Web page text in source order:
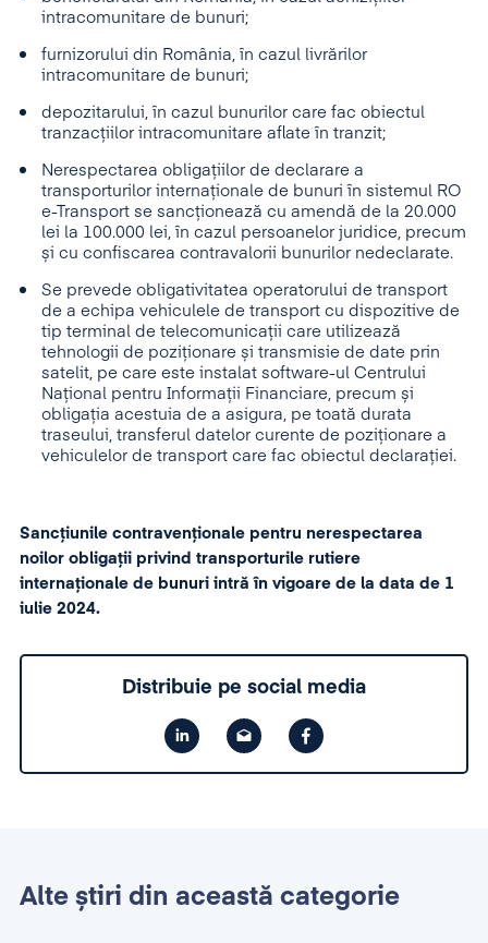
intracomunitare de bunuri;
furnizorului din România, în cazul livrărilor
intracomunitare de bunuri;
depozitarului, în cazul bunurilor care fac obiectul
tranzacțiilor intracomunitare aflate în tranzit;
Nerespectarea obligațiilor de declarare a
transporturilor internaționale de bunuri în sistemul RO
e-Transport se sancționează cu amendă de la 20.000
lei la 100.000 lei, în cazul persoanelor juridice, precum
și cu confiscarea contravalorii bunurilor nedeclarate.
Se prevede obligativitatea operatorului de transport
de a echipa vehiculele de transport cu dispozitive de
tip terminal de telecomunicații care utilizează
tehnologii de poziționare și transmisie de date prin
satelit, pe care este instalat software-ul Centrului
Național pentru Informații Financiare, precum și
obligația acestuia de a asigura, pe toată durata
traseului, transferul datelor curente de poziționare a
vehiculelor de transport care fac obiectul declarației.
Sancțiunile contravenționale pentru nerespectarea
noilor obligații privind transporturile rutiere
internaționale de bunuri intră în vigoare de la data de 1
iulie 2024.
Distribuie pe social media
Alte știri din această categorie